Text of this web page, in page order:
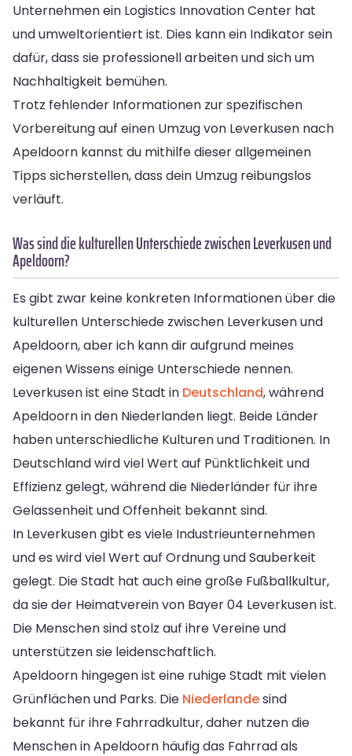
Unternehmen ein Logistics Innovation Center hat
und umweltorientiert ist. Dies kann ein Indikator sein
dafür, dass sie professionell arbeiten und sich um
Nachhaltigkeit bemühen.
Trotz fehlender Informationen zur spezifischen
Vorbereitung auf einen Umzug von Leverkusen nach
Apeldoorn kannst du mithilfe dieser allgemeinen
Tipps sicherstellen, dass dein Umzug reibungslos
verläuft.
Was sind die kulturellen Unterschiede zwischen Leverkusen und
Apeldoorn?
Es gibt zwar keine konkreten Informationen über die
kulturellen Unterschiede zwischen Leverkusen und
Apeldoorn, aber ich kann dir aufgrund meines
eigenen Wissens einige Unterschiede nennen.
Leverkusen ist eine Stadt in Deutschland, während
Apeldoorn in den Niederlanden liegt. Beide Länder
haben unterschiedliche Kulturen und Traditionen. In
Deutschland wird viel Wert auf Pünktlichkeit und
Effizienz gelegt, während die Niederländer für ihre
Gelassenheit und Offenheit bekannt sind.
In Leverkusen gibt es viele Industrieunternehmen
und es wird viel Wert auf Ordnung und Sauberkeit
gelegt. Die Stadt hat auch eine große Fußballkultur,
da sie der Heimatverein von Bayer 04 Leverkusen ist.
Die Menschen sind stolz auf ihre Vereine und
unterstützen sie leidenschaftlich.
Apeldoorn hingegen ist eine ruhige Stadt mit vielen
Grünflächen und Parks. Die Niederlandesind
bekannt für ihre Fahrradkultur, daher nutzen die
Menschen in Apeldoorn häufig das Fahrrad als